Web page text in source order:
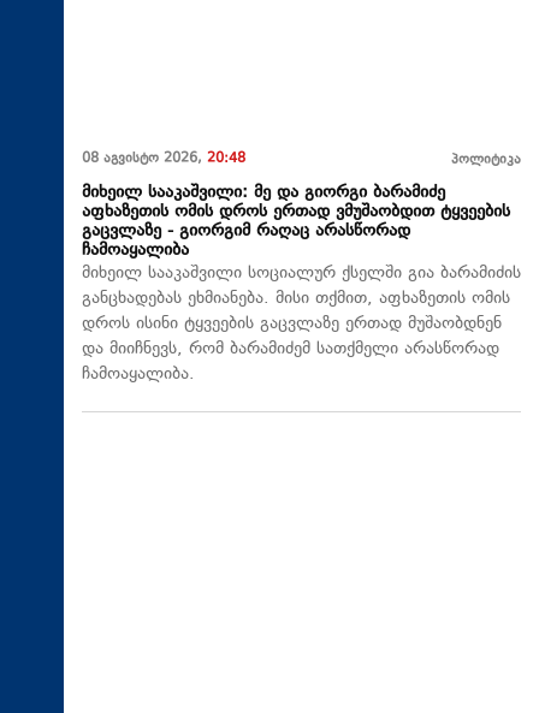
08 აგვისტო 2026, 20:48 პოლიტიკა
მიხეილ სააკაშვილი: მე და გიორგი ბარამიძე
აფხაზეთის ომის დროს ერთად ვმუშაობდით ტყვეების
გაცვლაზე - გიორგიმ რაღაც არასწორად
ჩამოაყალიბა
მიხეილ სააკაშვილი სოციალურ ქსელში გია ბარამიძის
განცხადებას ეხმიანება. მისი თქმით, აფხაზეთის ომის
დროს ისინი ტყვეების გაცვლაზე ერთად მუშაობდნენ
და მიიჩნევს, რომ ბარამიძემ სათქმელი არასწორად
ჩამოაყალიბა.